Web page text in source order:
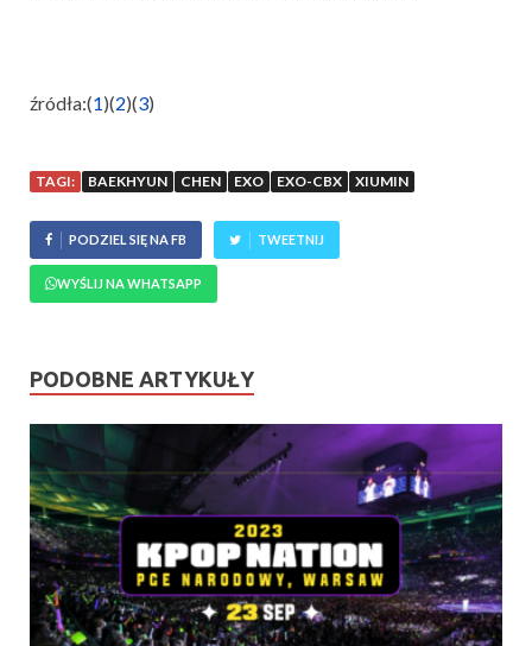
źródła:(1)(2)(3)
TAGI: BAEKHYUN CHEN EXO EXO-CBX XIUMIN
PODZIEL SIĘ NA FB TWEETNIJ
WYŚLIJ NA WHATSAPP
PODOBNE ARTYKUŁY